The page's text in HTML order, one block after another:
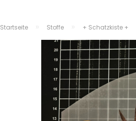
Startseite Stoffe + Schatzkiste +